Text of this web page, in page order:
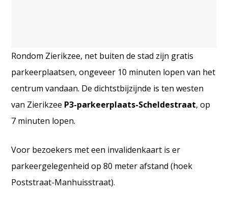
Rondom Zierikzee, net buiten de stad zijn gratis
parkeerplaatsen, ongeveer 10 minuten lopen van het
centrum vandaan. De dichtstbijzijnde is ten westen
van Zierikzee P3-parkeerplaats-Scheldestraat, op
7 minuten lopen.
Voor bezoekers met een invalidenkaart is er
parkeergelegenheid op 80 meter afstand (hoek
Poststraat-Manhuisstraat).